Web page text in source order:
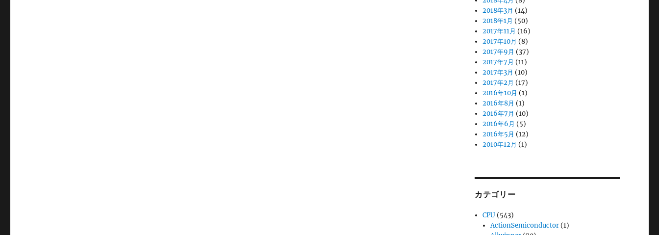
2018年3月 (14)
2018年1月 (50)
2017年11月 (16)
2017年10月 (8)
2017年9月 (37)
2017年7月 (11)
2017年3月 (10)
2017年2月 (17)
2016年10月 (1)
2016年8月 (1)
2016年7月 (10)
2016年6月 (5)
2016年5月 (12)
2010年12月 (1)
カテゴリー
CPU (543)
ActionSemiconductor (1)